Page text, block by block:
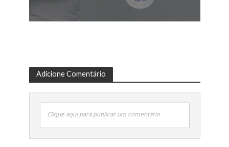
Adicione Comentário
Clique aqui para publicar um comentário